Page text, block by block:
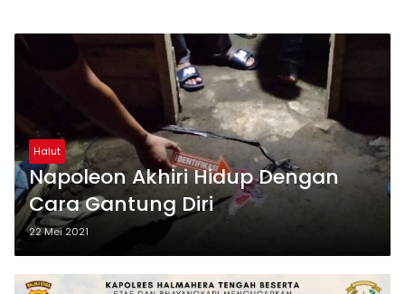
Halut
Napoleon Akhiri Hidup Dengan
Cara Gantung Diri
22 Mei 2021